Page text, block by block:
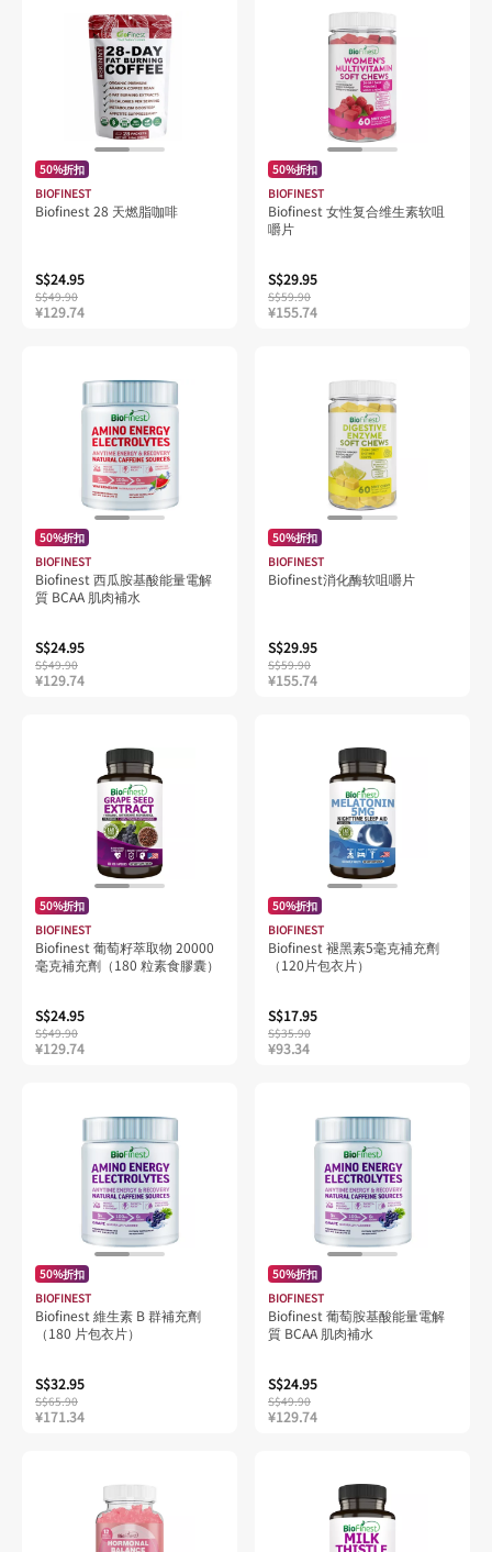
50%折扣
BIOFINEST
Biofinest 28 天燃脂咖啡
S$24.95
S$49.90
¥129.74
50%折扣
BIOFINEST
Biofinest 女性复合维生素软咀
嚼片
S$29.95
S$59.90
¥155.74
50%折扣
BIOFINEST
Biofinest 西瓜胺基酸能量電解
質 BCAA 肌肉補水
S$24.95
S$49.90
¥129.74
50%折扣
BIOFINEST
Biofinest消化酶软咀嚼片
S$29.95
S$59.90
¥155.74
50%折扣
BIOFINEST
Biofinest 葡萄籽萃取物 20000
毫克補充劑（180 粒素食膠囊）
S$24.95
S$49.90
¥129.74
50%折扣
BIOFINEST
Biofinest 褪黑素5毫克補充劑
（120片包衣片）
S$17.95
S$35.90
¥93.34
50%折扣
BIOFINEST
Biofinest 維生素 B 群補充劑
（180 片包衣片）
S$32.95
S$65.90
¥171.34
50%折扣
BIOFINEST
Biofinest 葡萄胺基酸能量電解
質 BCAA 肌肉補水
S$24.95
S$49.90
¥129.74